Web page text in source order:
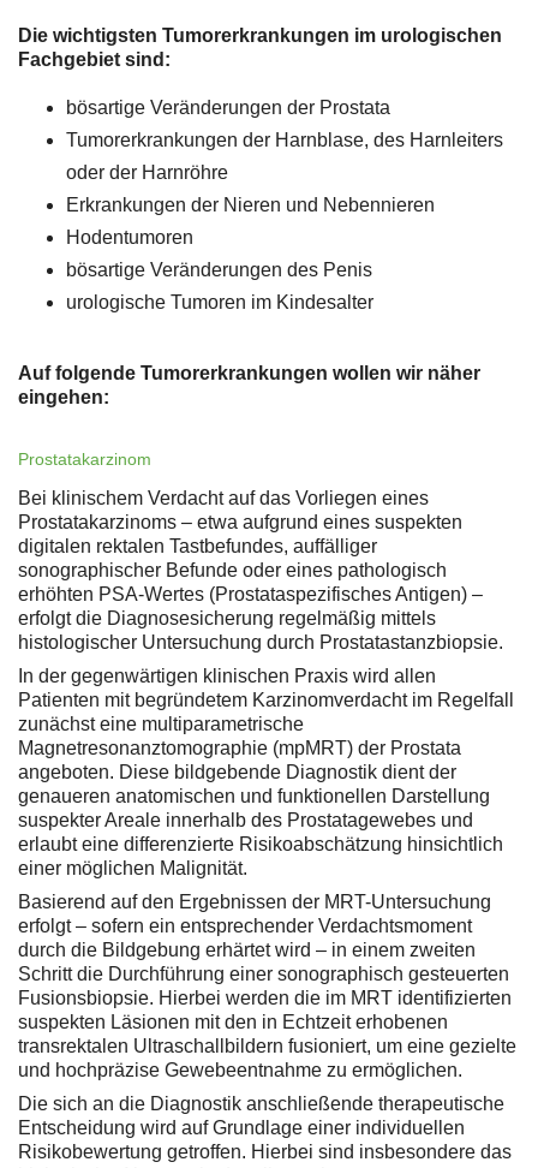
Die wichtigsten Tumorerkrankungen im urologischen
Fachgebiet sind:
bösartige Veränderungen der Prostata
Tumorerkrankungen der Harnblase, des Harnleiters
oder der Harnröhre
Erkrankungen der Nieren und Nebennieren
Hodentumoren
bösartige Veränderungen des Penis
urologische Tumoren im Kindesalter
Auf folgende Tumorerkrankungen wollen wir näher
eingehen:
Prostatakarzinom
Bei klinischem Verdacht auf das Vorliegen eines
Prostatakarzinoms – etwa aufgrund eines suspekten
digitalen rektalen Tastbefundes, auffälliger
sonographischer Befunde oder eines pathologisch
erhöhten PSA-Wertes (Prostataspezifisches Antigen) –
erfolgt die Diagnosesicherung regelmäßig mittels
histologischer Untersuchung durch Prostatastanzbiopsie.
In der gegenwärtigen klinischen Praxis wird allen
Patienten mit begründetem Karzinomverdacht im Regelfall
zunächst eine multiparametrische
Magnetresonanztomographie (mpMRT) der Prostata
angeboten. Diese bildgebende Diagnostik dient der
genaueren anatomischen und funktionellen Darstellung
suspekter Areale innerhalb des Prostatagewebes und
erlaubt eine differenzierte Risikoabschätzung hinsichtlich
einer möglichen Malignität.
Basierend auf den Ergebnissen der MRT-Untersuchung
erfolgt – sofern ein entsprechender Verdachtsmoment
durch die Bildgebung erhärtet wird – in einem zweiten
Schritt die Durchführung einer sonographisch gesteuerten
Fusionsbiopsie. Hierbei werden die im MRT identifizierten
suspekten Läsionen mit den in Echtzeit erhobenen
transrektalen Ultraschallbildern fusioniert, um eine gezielte
und hochpräzise Gewebeentnahme zu ermöglichen.
Die sich an die Diagnostik anschließende therapeutische
Entscheidung wird auf Grundlage einer individuellen
Risikobewertung getroffen. Hierbei sind insbesondere das